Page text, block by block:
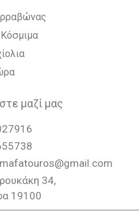
μαζί μας
34,
19100